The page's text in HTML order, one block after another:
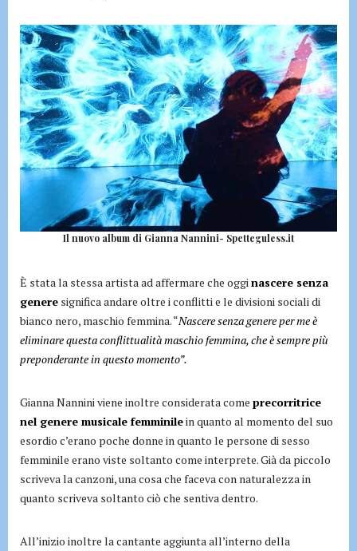
Il nuovo album di Gianna Nannini- Spetteguless.it
È stata la stessa artista ad affermare che oggi nascere senza
genere significa andare oltre i conflitti e le divisioni sociali di
bianco nero, maschio femmina. “Nascere senza genere per me è
eliminare questa conflittualità maschio femmina, che è sempre più
preponderante in questo momento”.
Gianna Nannini viene inoltre considerata come precorritrice
nel genere musicale femminilein quanto al momento del suo
esordio c’erano poche donne in quanto le persone di sesso
femminile erano viste soltanto come interprete. Già da piccolo
scriveva la canzoni, una cosa che faceva con naturalezza in
quanto scriveva soltanto ciò che sentiva dentro.
All’inizio inoltre la cantante aggiunta all’interno della